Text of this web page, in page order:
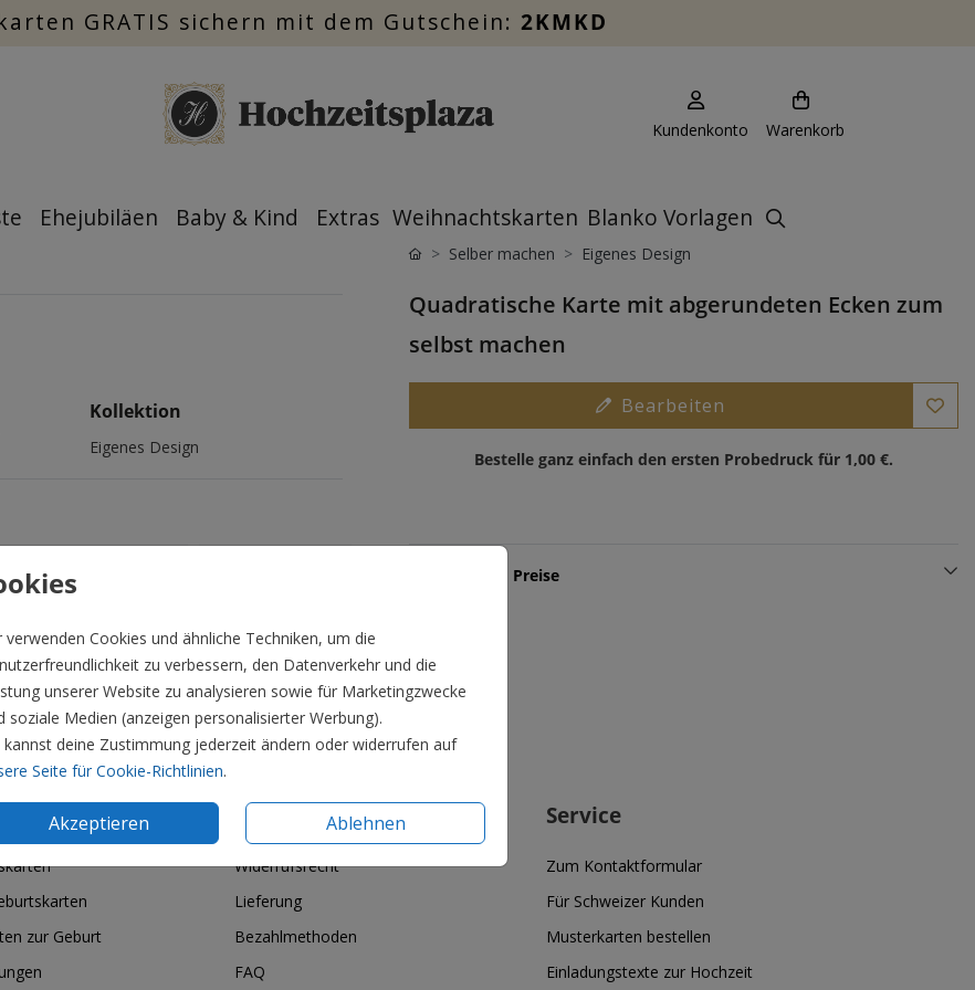
GRATIS sichern mit dem Gutschein: 2KMKD
Kundenkonto Warenkorb
Ehejubiläen Baby & Kind Extras Weihnachtskarten Blanko Vorlagen
verwenden Cookies und ähnliche Techniken, um die
zu verbessern, den Datenverkehr und die
unserer Website zu analysieren sowie für Marketingzwecke
soziale Medien (anzeigen personalisierter Werbung).
kannst deine Zustimmung jederzeit ändern oder widerrufen auf
Seite für Cookie-Richtlinien.
Akzeptieren Ablehnen
Kollektion
Eigenes Design
Selber machen Eigenes Design
Quadratische Karte mit abgerundeten Ecken zum
selbst machen
Bearbeiten
Bestelle ganz einfach den ersten Probedruck für 1,00 €.
Formate und Preise
Feiertage
zur Geburt
Informationen
Widerrufsrecht
Lieferung
Bezahlmethoden
FAQ
Service
Zum Kontaktformular
Für Schweizer Kunden
Musterkarten bestellen
Einladungstexte zur Hochzeit